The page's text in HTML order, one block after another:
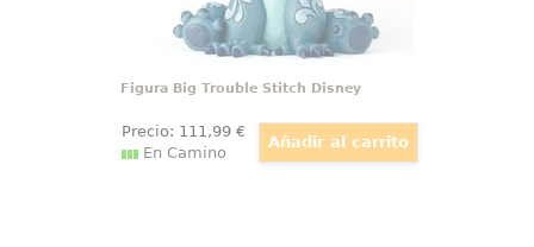
Figura Big Trouble Stitch Disney
Precio: 111,99€
En Camino